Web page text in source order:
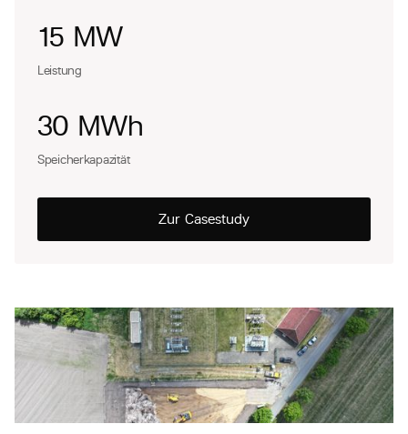
15 MW
Leistung
30 MWh
Speicherkapazität
Zur Casestudy